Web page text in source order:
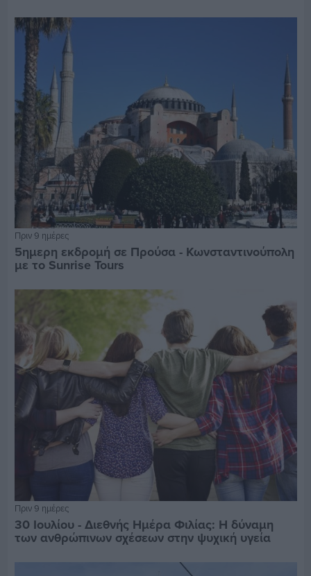
Πριν 9 ημέρες
5ημερη εκδρομή σε Προύσα - Κωνσταντινούπολη
με το Sunrise Tours
Πριν 9 ημέρες
30 Ιουλίου - Διεθνής Ημέρα Φιλίας: Η δύναμη
των ανθρώπινων σχέσεων στην ψυχική υγεία